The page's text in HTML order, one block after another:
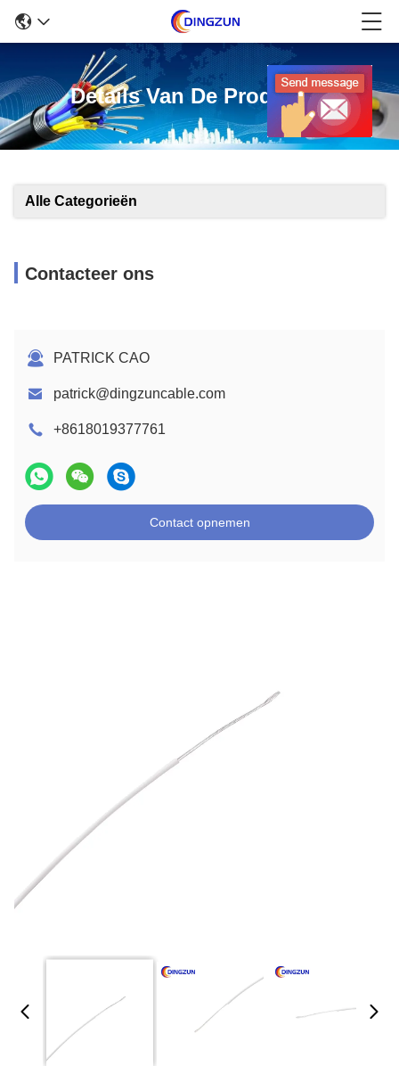
Details Van De Producten
Alle Categorieën
Contacteer ons
PATRICK CAO
patrick@dingzuncable.com
+8618019377761
Contact opnemen